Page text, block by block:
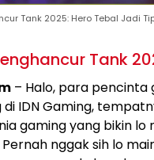
Tank 2025: Hero Tebal Jadi
Tank
– Halo, para pencinta
IDN Gaming,
gaming yang bikin lo
nggak sih lo